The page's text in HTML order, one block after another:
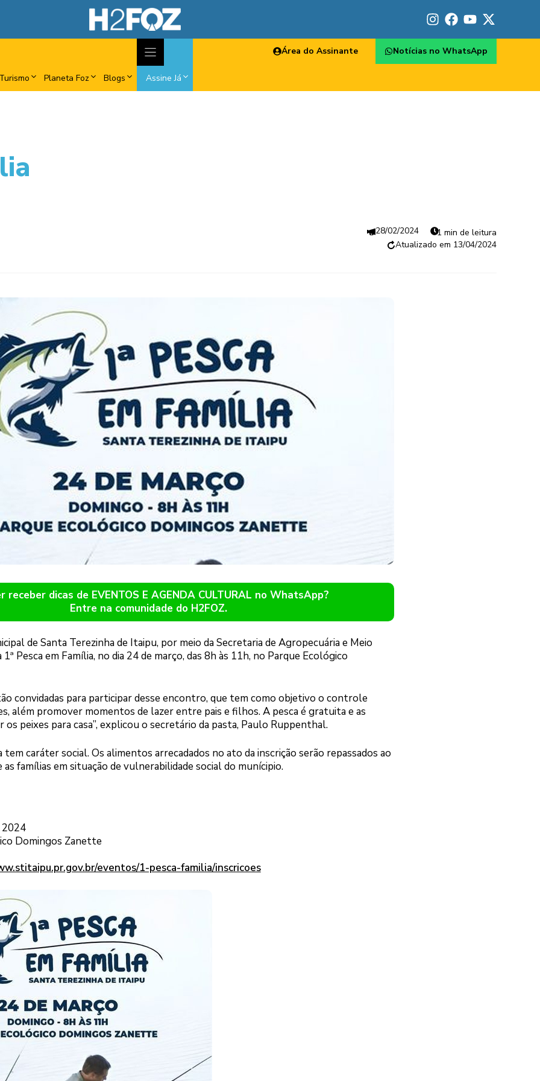
Planeta Foz Blogs Assine Já
Área do Assinante Notícias no WhatsApp
28/02/2024
1 min de leitura
13/04/2024
receber dicas de EVENTOS E AGENDA CULTURAL no WhatsApp?
Entre na comunidade do H2FOZ.
de Santa Terezinha de Itaipu, por meio da Secretaria de Agropecuária e Meio
Pesca em Família, no dia 24 de março, das 8h às 11h, no Parque Ecológico
convidadas para participar desse encontro, que tem como objetivo o controle
além promover momentos de lazer entre pais e filhos. A pesca é gratuita e as
os peixes para casa”, explicou o secretário da pasta, Paulo Ruppenthal.
tem caráter social. Os alimentos arrecadados no ato da inscrição serão repassados ao
famílias em situação de vulnerabilidade social do munícipio.
2024
Domingos Zanette
eventos/1-pesca-familia/inscricoes